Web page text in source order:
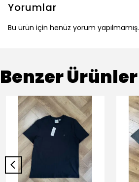
Yorumlar
Bu ürün için henüz yorum yapılmamış.
Benzer Ürünler